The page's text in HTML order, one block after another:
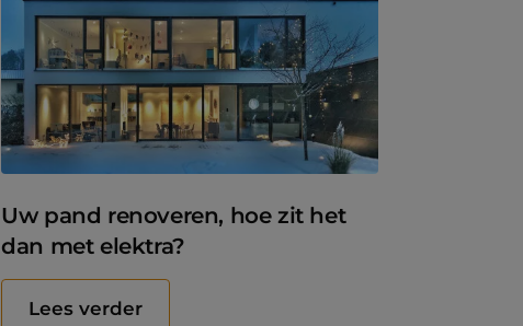
Uw pand renoveren, hoe zit het
dan met elektra?
Lees verder